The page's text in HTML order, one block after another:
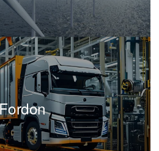
och slutresultat. Det är
har enproaktiv
kunna lösa problem som
också en nyckelroll i att
finns tillgängliga för
att de används på ett
framgångkrävs